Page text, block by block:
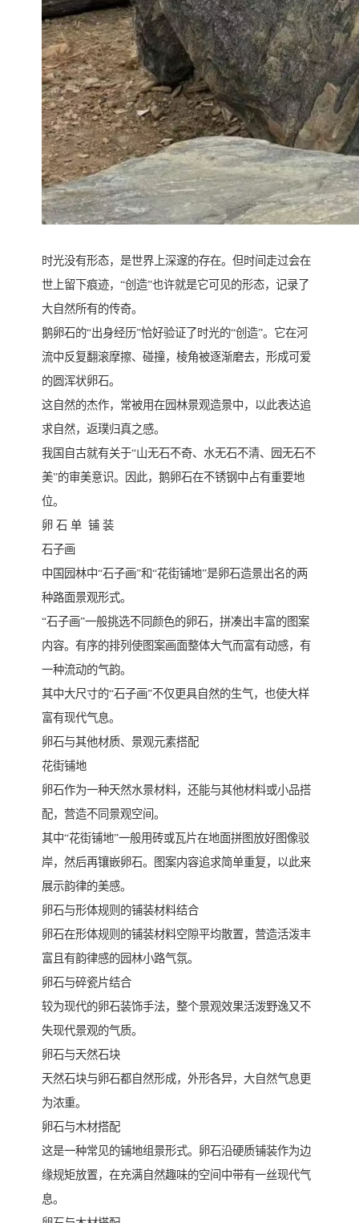
时光没有形态，是世界上深邃的存在。但时间走过会在
世上留下痕迹，“创造”也许就是它可见的形态，记录了
大自然所有的传奇。
鹅卵石的“出身经历”恰好验证了时光的“创造”。它在河
流中反复翻滚摩擦、碰撞，棱角被逐渐磨去，形成可爱
的圆浑状卵石。
这自然的杰作，常被用在园林景观造景中，以此表达追
求自然，返璞归真之感。
我国自古就有关于“山无石不奇、水无石不清、园无石不
美”的审美意识。因此，鹅卵石在不锈钢中占有重要地
位。
卵 石 单 铺 装
石子画
中国园林中“石子画”和“花街铺地”是卵石造景出名的两
种路面景观形式。
“石子画”一般挑选不同颜色的卵石，拼凑出丰富的图案
内容。有序的排列使图案画面整体大气而富有动感，有
一种流动的气韵。
其中大尺寸的“石子画”不仅更具自然的生气，也使大样
富有现代气息。
卵石与其他材质、景观元素搭配
花街铺地
卵石作为一种天然水景材料，还能与其他材料或小品搭
配，营造不同景观空间。
其中“花街铺地”一般用砖或瓦片在地面拼图放好图像驳
岸，然后再镶嵌卵石。图案内容追求简单重复，以此来
展示韵律的美感。
卵石与形体规则的铺装材料结合
卵石在形体规则的铺装材料空隙平均散置，营造活泼丰
富且有韵律感的园林小路气氛。
卵石与碎瓷片结合
较为现代的卵石装饰手法，整个景观效果活泼野逸又不
失现代景观的气质。
卵石与天然石块
天然石块与卵石都自然形成，外形各异，大自然气息更
为浓重。
卵石与木材搭配
这是一种常见的铺地组景形式。卵石沿硬质铺装作为边
缘规矩放置，在充满自然趣味的空间中带有一丝现代气
息。